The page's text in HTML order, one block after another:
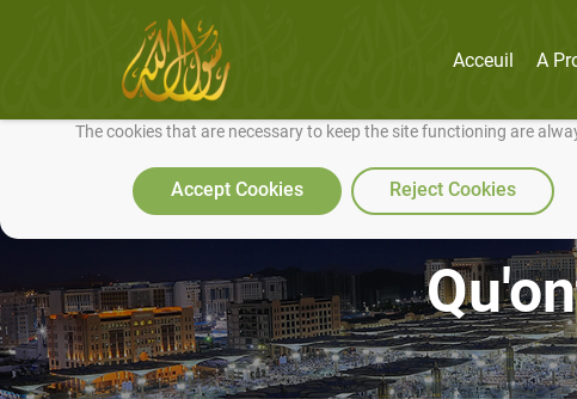
We use cookies to make our site work well for you and so we can
The cookies that are necessary to keep the site functioning are
Accept Cookies Reject Cookies
Acceuil A